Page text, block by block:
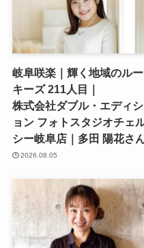
岐阜咲楽｜輝く地域のルー
キーズ 211人目｜
株式会社ダブル・エディシ
ョン フォトスタジオチェ
シー岐阜店｜多田 陽花さ
2026.08.05